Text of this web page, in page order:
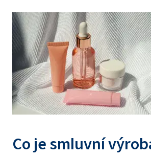
Co je smluvní